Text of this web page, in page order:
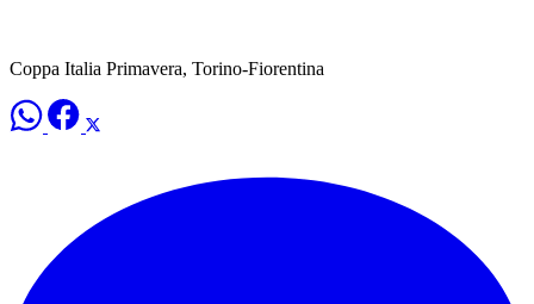
Coppa Italia Primavera, Torino-Fiorentina